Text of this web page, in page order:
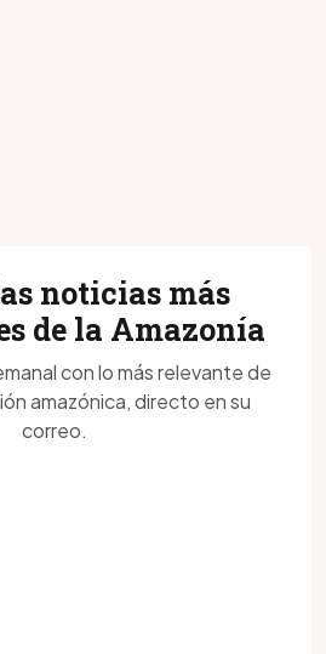
noticias más
de la Amazonía
con lo más relevante de
amazónica, directo en su
correo.